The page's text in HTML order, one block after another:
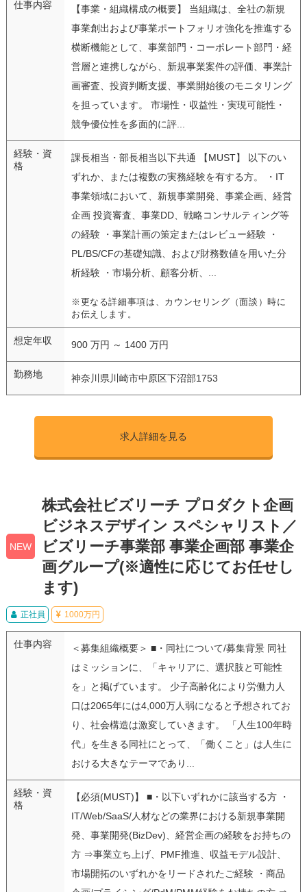
仕事内容
【事業・組織構成の概要】 当組織は、全社の新規
事業創出および事業ポートフォリオ強化を推進する
横断機能として、事業部門・コーポレート部門・経
営層と連携しながら、新規事業案件の評価、事業計
画審査、投資判断支援、事業開始後のモニタリング
を担っています。 市場性・収益性・実現可能性・
競争優位性を多面的に評...
経験・資
格
課長相当・部長相当以下共通 【MUST】 以下のい
ずれか、または複数の実務経験を有する方。 ・IT
事業領域において、新規事業開発、事業企画、経営
企画 投資審査、事業DD、戦略コンサルティング等
の経験 ・事業計画の策定またはレビュー経験 ・
PL/BS/CFの基礎知識、および財務数値を用いた分
析経験 ・市場分析、顧客分析、...
※更なる詳細事項は、カウンセリング（面談）時に
お伝えします。
想定年収 900 万円 ～ 1400 万円
勤務地 神奈川県川崎市中原区下沼部1753
求人詳細を見る
NEW
株式会社ビズリーチ プロダクト企画
ビジネスデザイン スペシャリスト／
ビズリーチ事業部 事業企画部 事業企
画グループ(※適性に応じてお任せし
ます)
正社員 1000万円
仕事内容
＜募集組織概要＞ ■・同社について/募集背景 同社
はミッションに、「キャリアに、選択肢と可能性
を」と掲げています。 少子高齢化により労働力人
口は2065年には4,000万人弱になると予想されてお
り、社会構造は激変していきます。 「人生100年時
代」を生きる同社にとって、「働くこと」は人生に
おける大きなテーマであり...
経験・資
格
【必須(MUST)】 ■・以下いずれかに該当する方 ・
IT/Web/SaaS/人材などの業界における新規事業開
発、事業開発(BizDev)、経営企画の経験をお持ちの
方 ⇒事業立ち上げ、PMF推進、収益モデル設計、
市場開拓のいずれかをリードされたご経験 ・商品